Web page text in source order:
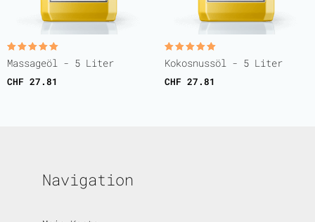
Bewertet
mit
von 5
Massageöl - 5 Liter
CHF 27.81
Bewertet
mit
von 5
Kokosnussöl - 5 Liter
CHF 27.81
Navigation